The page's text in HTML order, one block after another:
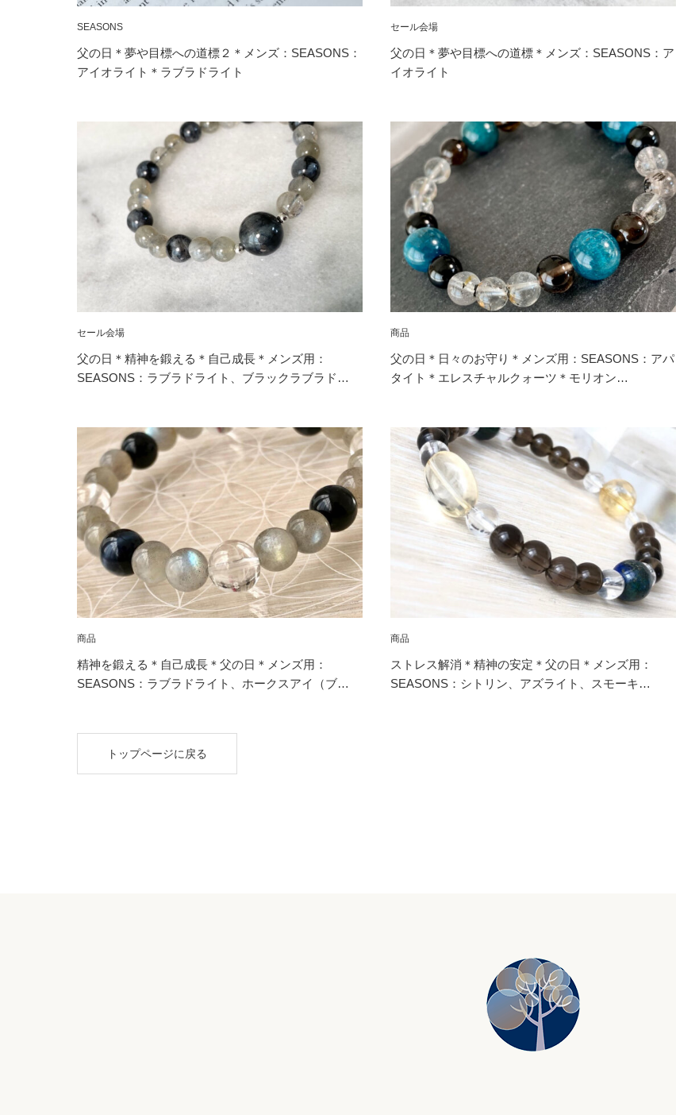
SEASONS
父の日＊夢や目標への道標２＊メンズ：SEASONS：
アイオライト＊ラブラドライト
セール会場
父の日＊夢や目標への道標＊メンズ：SEASONS：ア
イオライト
セール会場
父の日＊精神を鍛える＊自己成長＊メンズ用：
SEASONS：ラブラドライト、ブラックラブラド…
商品
父の日＊日々のお守り＊メンズ用：SEASONS：アパ
タイト＊エレスチャルクォーツ＊モリオン…
商品
精神を鍛える＊自己成長＊父の日＊メンズ用：
SEASONS：ラブラドライト、ホークスアイ（ブ…
商品
ストレス解消＊精神の安定＊父の日＊メンズ用：
SEASONS：シトリン、アズライト、スモーキ…
トップページに戻る